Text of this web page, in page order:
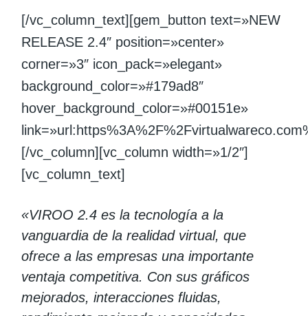
[/vc_column_text][gem_button text=»NEW
RELEASE 2.4″ position=»center»
corner=»3″ icon_pack=»elegant»
background_color=»#179ad8″
hover_background_color=»#00151e»
[/vc_column][vc_column width=»1/2″]
[vc_column_text]
«VIROO 2.4 es la tecnología a la
vanguardia de la realidad virtual, que
ofrece a las empresas una importante
ventaja competitiva. Con sus gráficos
mejorados, interacciones fluidas,